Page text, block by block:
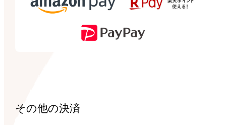
その他の決済